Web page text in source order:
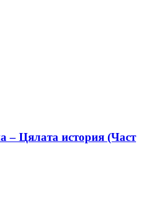
– Цялата история (Част